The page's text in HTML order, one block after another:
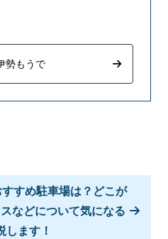
勢もうで
すめ駐車場は？どこが
などについて気になる
します！